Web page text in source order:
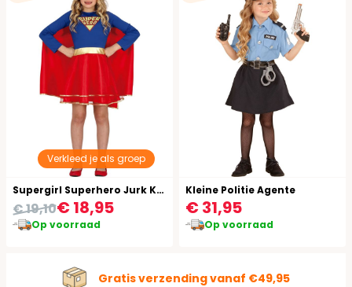
Verkleed je als groep
Supergirl Superhero Jurk Kind
€ 18,95
€ 19,10
Op voorraad
Kleine Politie Agente
€ 31,95
Op voorraad
Gratis verzending vanaf €49,95